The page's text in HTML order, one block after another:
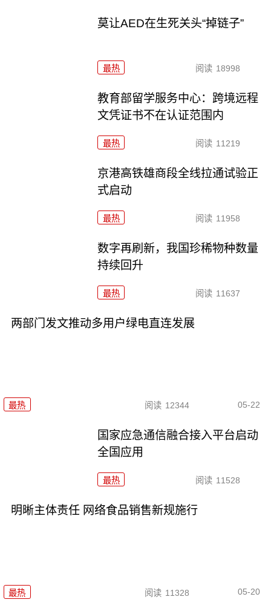
莫让AED在生死关头“掉链子”
最热 阅读 18998
教育部留学服务中心：跨境远程
文凭证书不在认证范围内
最热 阅读 11219
京港高铁雄商段全线拉通试验正
式启动
最热 阅读 11958
数字再刷新，我国珍稀物种数量
持续回升
最热 阅读 11637
两部门发文推动多用户绿电直连发展
最热 阅读 12344 05-22
国家应急通信融合接入平台启动
全国应用
最热 阅读 11528
明晰主体责任 网络食品销售新规施行
最热 阅读 11328 05-20